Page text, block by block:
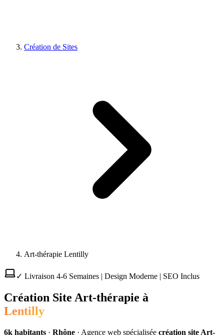
Création de Sites
Art-thérapie Lentilly
✓ Livraison 4-6 Semaines | Design Moderne | SEO Inclus
Création Site Art-thérapie à
Lentilly
6k habitants · Rhône · Agence web spécialisée création site Art-